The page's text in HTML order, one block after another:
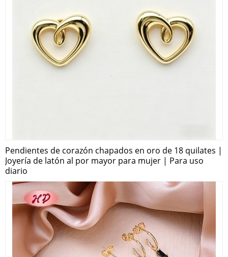
Pendientes de corazón chapados en oro de 18 quilates |
Joyería de latón al por mayor para mujer | Para uso
diario